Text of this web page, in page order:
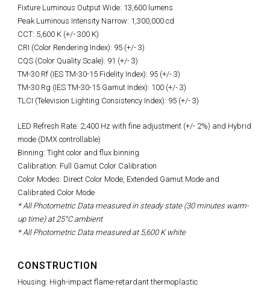
Fixture Luminous Output Wide: 13,600 lumens
Peak Luminous Intensity Narrow: 1,300,000 cd
CCT: 5,600 K (+/- 300 K)
CRI (Color Rendering Index): 95 (+/- 3)
CQS (Color Quality Scale): 91 (+/- 3)
TM-30 Rf (IES TM-30-15 Fidelity Index): 95 (+/- 3)
TM-30 Rg (IES TM-30-15 Gamut Index): 100 (+/- 3)
TLCI (Television Lighting Consistency Index): 95 (+/- 3)
LED Refresh Rate: 2,400 Hz with fine adjustment (+/- 2%) and Hybrid
mode (DMX controllable)
Binning: Tight color and flux binning
Calibration: Full Gamut Color Calibration
Color Modes: Direct Color Mode, Extended Gamut Mode and
Calibrated Color Mode
* All Photometric Data measured in steady state (30 minutes warm-
up time) at 25°C ambient
* All Photometric Data measured at 5,600 K white
CONSTRUCTION
Housing: High-impact flame-retardant thermoplastic